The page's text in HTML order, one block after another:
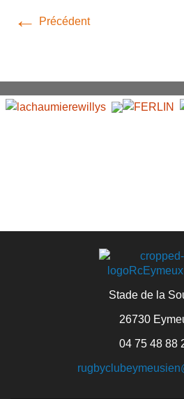
← Précédent
Stade de la
26730
04 75 48 88